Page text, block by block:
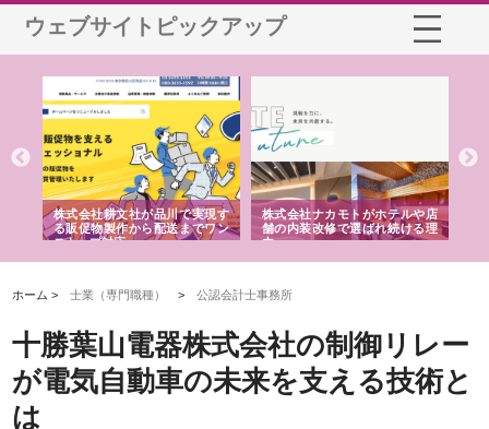
ウェブサイトピックアップ
株式会社耕文社が品川で実現す
る販促物製作から配送までワン
ストップ対応
株式会社ナカモトがホテルや店
舗の内装改修で選ばれ続ける理
由
ホーム >士業（専門職種） >公認会計士事務所
十勝葉山電器株式会社の制御リレー
が電気自動車の未来を支える技術と
は